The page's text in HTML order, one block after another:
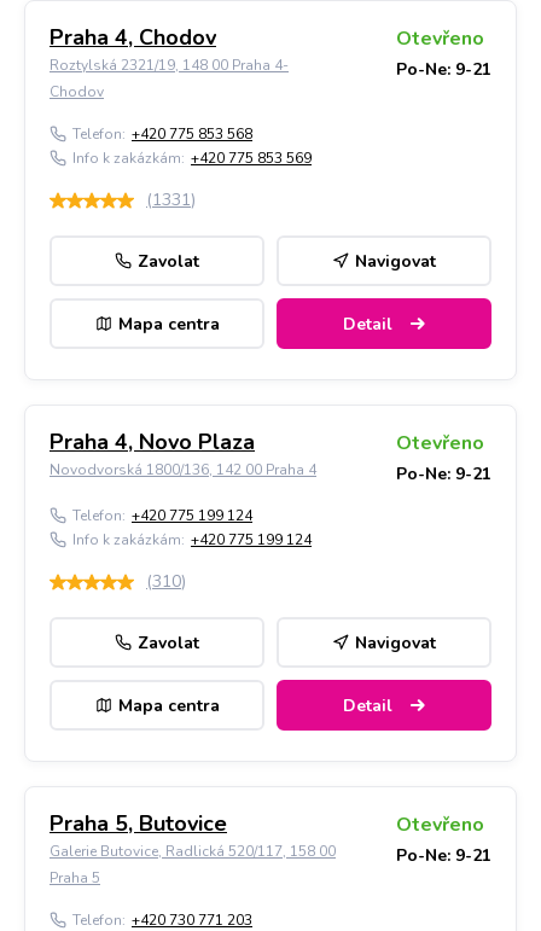
Praha 4, Chodov
Roztylská 2321/19, 148 00 Praha 4-
Chodov
Otevřeno
Po-Ne: 9-21
Telefon: +420 775 853 568
Info k zakázkám: +420 775 853 569
(1331)
Zavolat Navigovat
Mapa centra Detail
Praha 4, Novo Plaza
Novodvorská 1800/136, 142 00 Praha 4
Otevřeno
Po-Ne: 9-21
Telefon: +420 775 199 124
Info k zakázkám: +420 775 199 124
(310)
Zavolat Navigovat
Mapa centra Detail
Praha 5, Butovice
Galerie Butovice, Radlická 520/117, 158 00
Praha 5
Otevřeno
Po-Ne: 9-21
Telefon: +420 730 771 203